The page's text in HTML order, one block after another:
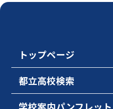
トップページ
都立高校検索